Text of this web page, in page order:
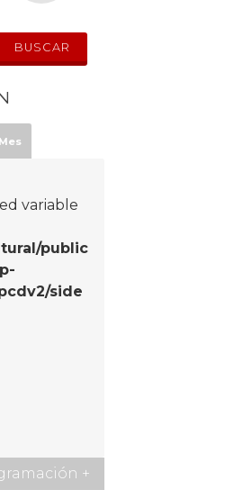
variable
public
side
+